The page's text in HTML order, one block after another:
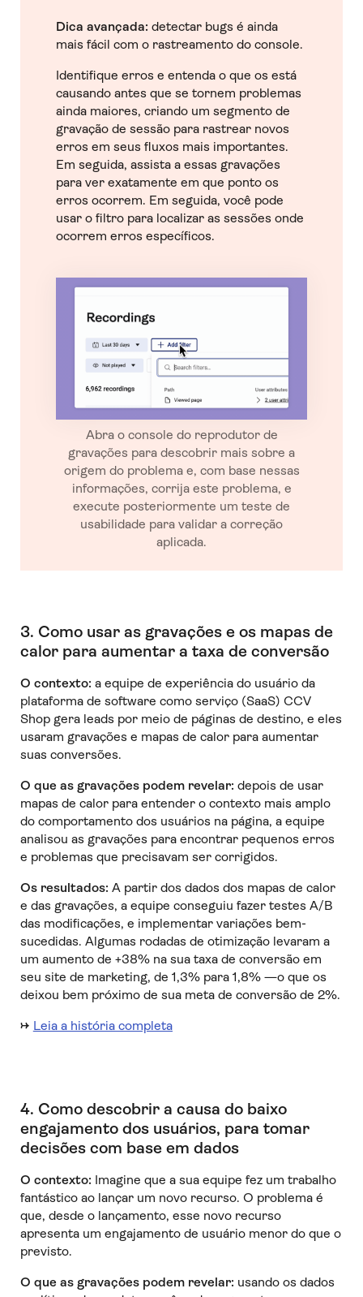
Dica avançada: detectar bugs é ainda
mais fácil com o rastreamento do console.
Identifique erros e entenda o que os está
causando antes que se tornem problemas
ainda maiores, criando um segmento de
gravação de sessão para rastrear novos
erros em seus fluxos mais importantes.
Em seguida, assista a essas gravações
para ver exatamente em que ponto os
erros ocorrem. Em seguida, você pode
usar o filtro para localizar as sessões onde
ocorrem erros específicos.
Abra o console do reprodutor de
gravações para descobrir mais sobre a
origem do problema e, com base nessas
informações, corrija este problema, e
execute posteriormente um teste de
usabilidade para validar a correção
aplicada.
3. Como usar as gravações e os mapas de
calor para aumentar a taxa de conversão
O contexto: a equipe de experiência do usuário da
plataforma de software como serviço (SaaS) CCV
Shop gera leads por meio de páginas de destino, e eles
usaram gravações e mapas de calor para aumentar
suas conversões.
O que as gravações podem revelar: depois de usar
mapas de calor para entender o contexto mais amplo
do comportamento dos usuários na página, a equipe
analisou as gravações para encontrar pequenos erros
e problemas que precisavam ser corrigidos.
Os resultados: A partir dos dados dos mapas de calor
e das gravações, a equipe conseguiu fazer testes A/B
das modificações, e implementar variações bem-
sucedidas. Algumas rodadas de otimização levaram a
um aumento de +38% na sua taxa de conversão em
seu site de marketing, de 1,3% para 1,8% —o que os
deixou bem próximo de sua meta de conversão de 2%.
→ Leia a história completa
4. Como descobrir a causa do baixo
engajamento dos usuários, para tomar
decisões com base em dados
O contexto: Imagine que a sua equipe fez um trabalho
fantástico ao lançar um novo recurso. O problema é
que, desde o lançamento, esse novo recurso
apresenta um engajamento de usuário menor do que o
previsto.
O que as gravações podem revelar: usando os dados